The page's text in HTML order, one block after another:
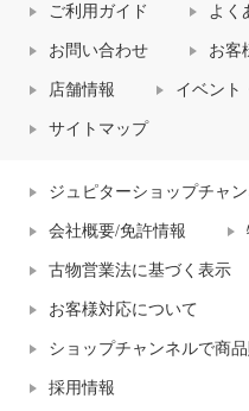
ご利用ガイド よく
お問い合わせ お客
店舗情報 イベント
サイトマップ
ジュピターショップチャ
会社概要/免許情報
古物営業法に基づく表示
お客様対応について
ショップチャンネルで商
採用情報